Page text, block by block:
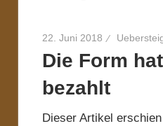
22. Juni 2018
Die Form
bezahlt
Dieser Artikel